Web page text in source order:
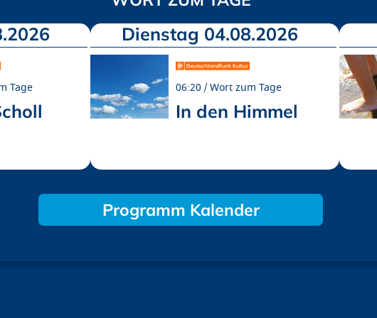
Tage
Dienstag 04.08.2026
06:20 Wort zum Tage
In den Himmel
Programm Kalender